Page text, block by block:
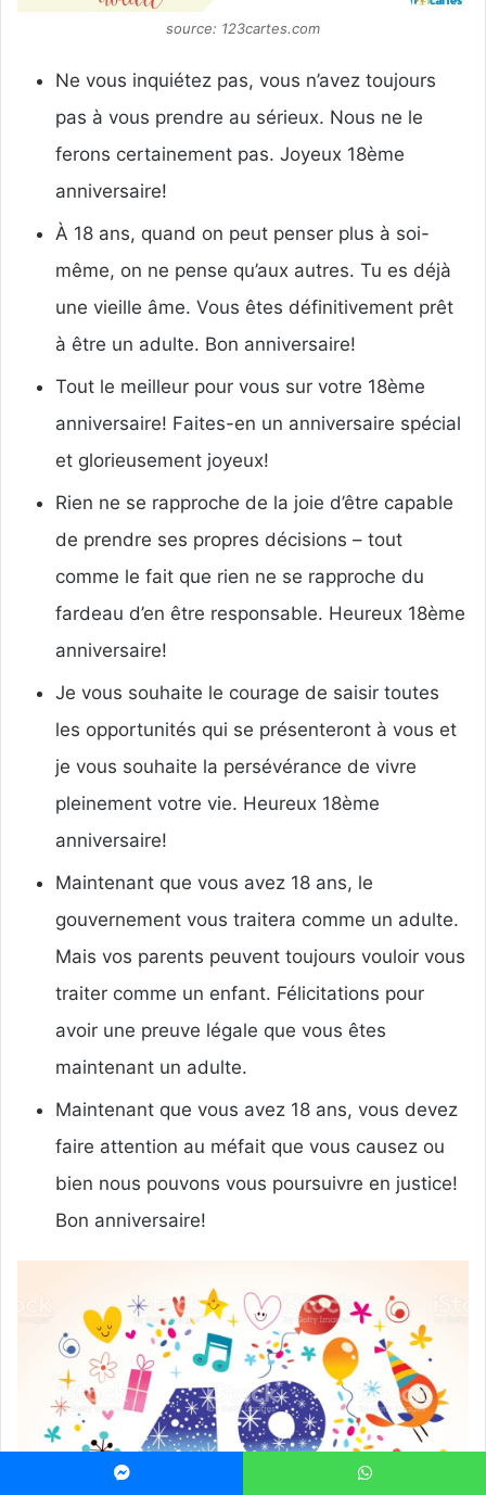
source: 123cartes.com
Ne vous inquiétez pas, vous n’avez toujours
pas à vous prendre au sérieux. Nous ne le
ferons certainement pas. Joyeux 18ème
anniversaire!
À 18 ans, quand on peut penser plus à soi-
même, on ne pense qu’aux autres. Tu es déjà
une vieille âme. Vous êtes définitivement prêt
à être un adulte. Bon anniversaire!
Tout le meilleur pour vous sur votre 18ème
anniversaire! Faites-en un anniversaire spécial
et glorieusement joyeux!
Rien ne se rapproche de la joie d’être capable
de prendre ses propres décisions – tout
comme le fait que rien ne se rapproche du
fardeau d’en être responsable. Heureux 18ème
anniversaire!
Je vous souhaite le courage de saisir toutes
les opportunités qui se présenteront à vous et
je vous souhaite la persévérance de vivre
pleinement votre vie. Heureux 18ème
anniversaire!
Maintenant que vous avez 18 ans, le
gouvernement vous traitera comme un adulte.
Mais vos parents peuvent toujours vouloir vous
traiter comme un enfant. Félicitations pour
avoir une preuve légale que vous êtes
maintenant un adulte.
Maintenant que vous avez 18 ans, vous devez
faire attention au méfait que vous causez ou
bien nous pouvons vous poursuivre en justice!
Bon anniversaire!